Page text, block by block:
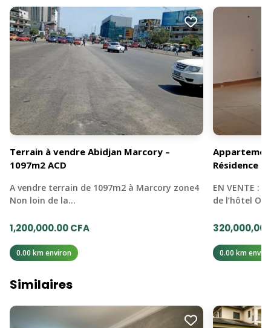
Terrain à vendre Abidjan Marcory –
1097m2 ACD
A vendre terrain de 1097m2 à Marcory zone4
Non loin de la…
1,200,000.00 CFA
0.00 km environ
Résidence
EN VENTE :
de l’hôtel
0.00 km
Similaires